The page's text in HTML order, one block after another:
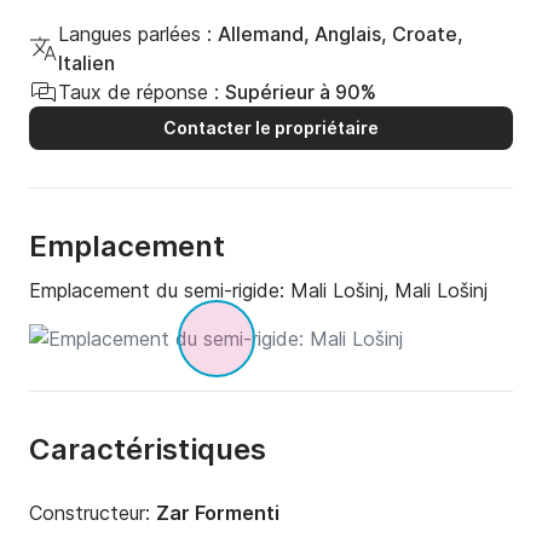
Langues parlées : Allemand, Anglais, Croate,
Italien
Taux de réponse : Supérieur à 90%
Contacter le propriétaire
Emplacement
Emplacement du semi-rigide: Mali Lošinj, Mali Lošinj
Caractéristiques
Constructeur: Zar Formenti